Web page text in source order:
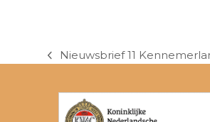
previous
Nieuwsbrief 11